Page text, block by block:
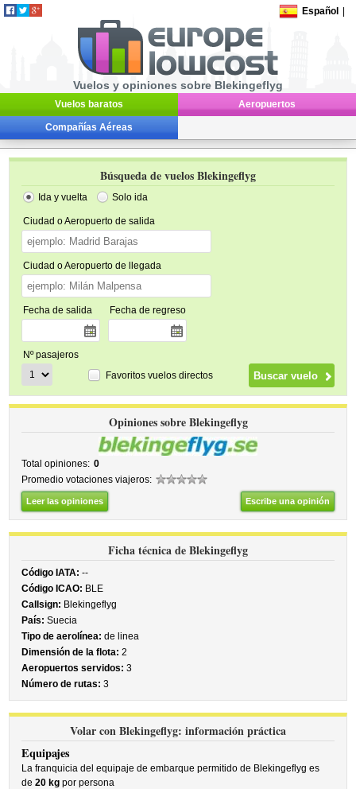
Español
Vuelos y opiniones sobre Blekingeflyg
Vuelos baratos Aeropuertos
Compañías Aéreas
Búsqueda de vuelos Blekingeflyg
Ida y vuelta Solo ida
Ciudad o Aeropuerto de salida
Ciudad o Aeropuerto de llegada
Fecha de salida Fecha de regreso
Nº pasajeros
Favoritos vuelos directos
Opiniones sobre Blekingeflyg
Total opiniones: 0
Promedio votaciones viajeros:
Leer las opiniones Escribe una opinión
Ficha técnica de Blekingeflyg
Código IATA: --
Código ICAO: BLE
Callsign: Blekingeflyg
País: Suecia
Tipo de aerolínea: de linea
Dimensión de la flota: 2
Aeropuertos servidos: 3
Número de rutas: 3
Volar con Blekingeflyg: información práctica
Equipajes
La franquicia del equipaje de embarque permitido de Blekingeflyg es
de20 kg por persona